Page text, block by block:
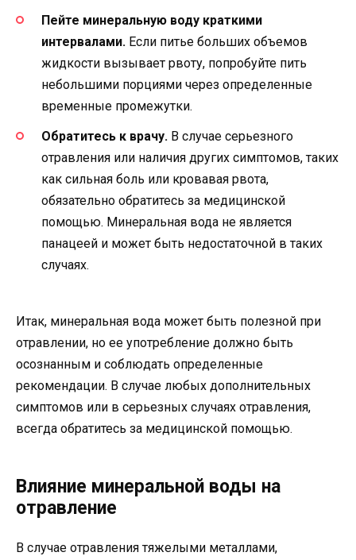
Пейте минеральную воду краткими
интервалами. Если питье больших объемов
жидкости вызывает рвоту, попробуйте пить
небольшими порциями через определенные
временные промежутки.
Обратитесь к врачу. В случае серьезного
отравления или наличия других симптомов, таких
как сильная боль или кровавая рвота,
обязательно обратитесь за медицинской
помощью. Минеральная вода не является
панацеей и может быть недостаточной в таких
случаях.
Итак, минеральная вода может быть полезной при
отравлении, но ее употребление должно быть
осознанным и соблюдать определенные
рекомендации. В случае любых дополнительных
симптомов или в серьезных случаях отравления,
всегда обратитесь за медицинской помощью.
Влияние минеральной воды на
отравление
В случае отравления тяжелыми металлами,